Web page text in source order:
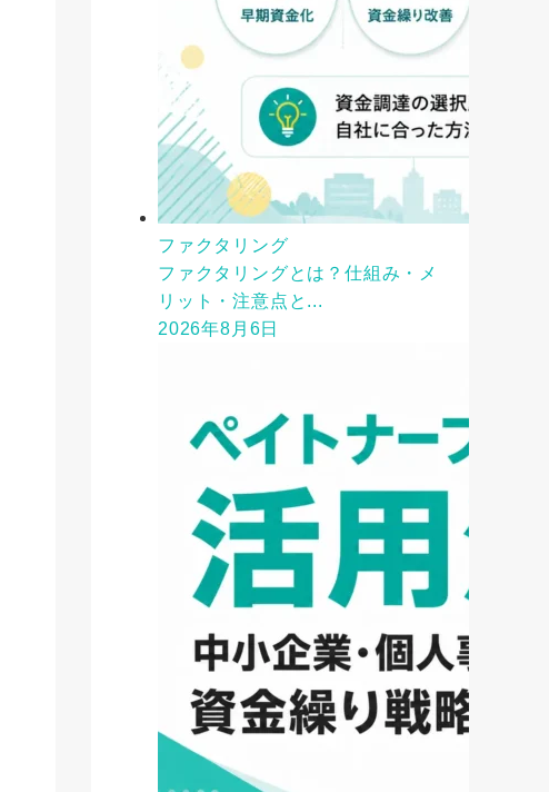
ファクタリング
ファクタリングとは？仕組み・メ
リット・注意点と...
2026年8月6日